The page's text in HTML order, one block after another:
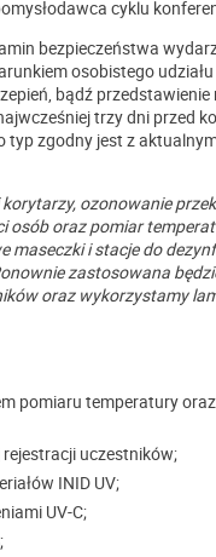
cyklu
bezpieczeństwa
osobistego
bądź
trzy dni przed
typ zgodny jest z
ozonowanie
osób oraz pomiar
maseczki i stacje do
zastosowana
oraz wykorzystamy
pomiaru temperatury
uczestników;
INID UV;
UV-C;